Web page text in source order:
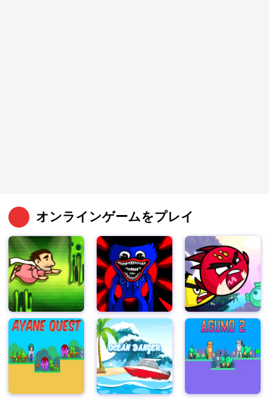
オンラインゲームをプレイ